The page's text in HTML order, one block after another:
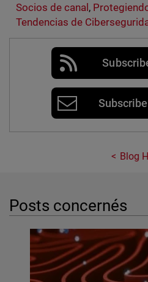
Socios de canal ,
Tendencias de
Blog
Posts concernés